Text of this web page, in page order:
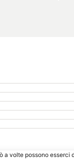
volte possono esserci